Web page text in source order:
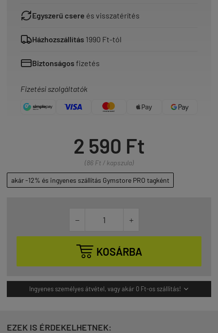
Egyszerű csere és visszatérítés
Házhozszállítás 1990 Ft-tól
Biztonságosfizetés
Fizetési szolgáltatók
2 590 Ft
(86 Ft / kapszula)
akár -12% és ingyenes szállítás Gymstore PRO tagként
 
 KOSÁRBA
Ingyenes személyes átvétel, vagy akár 0 Ft-os szállítás! 
EZEK IS ÉRDEKELHETNEK: